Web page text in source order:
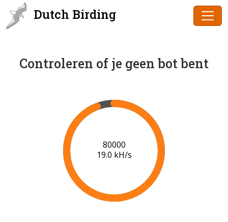
Dutch Birding
Controleren of je geen bot bent
82000
18.8 kH/s